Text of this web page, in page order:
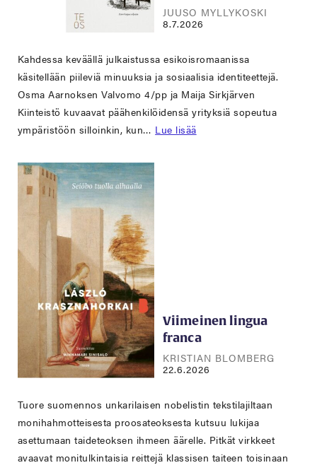
JUUSO MYLLYKOSKI
8.7.2026
Kahdessa keväällä julkaistussa esikoisromaanissa
käsitellään piileviä minuuksia ja sosiaalisia identiteettejä.
Osma Aarnoksen Valvomo 4/pp ja Maija Sirkjärven
Kiinteistö kuvaavat päähenkilöidensä yrityksiä sopeutua
ympäristöön silloinkin, kun… Lue lisää
Viimeinen lingua
franca
KRISTIAN BLOMBERG
22.6.2026
Tuore suomennos unkarilaisen nobelistin tekstilajiltaan
monihahmotteisesta proosateoksesta kutsuu lukijaa
asettumaan taideteoksen ihmeen äärelle. Pitkät virkkeet
avaavat monitulkintaisia reittejä klassisen taiteen toisinaan